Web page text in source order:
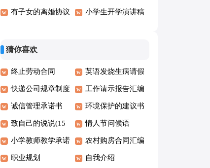
班主任发言稿(15
有子女的离婚协议 小学生开学演讲稿
猜你喜欢
终止劳动合同
【荐】
英语发烧生病请假
条
快递公司规章制度
(5篇)
工作请示报告汇编
15篇
诚信管理承诺书 环境保护的建议书
(15篇)
致自己的说说(15
篇)
情人节问候语
小学教师教学承诺
书
农村购房合同汇编
15篇
职业规划 自我介绍